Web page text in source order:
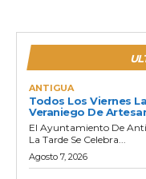
ANTIGUA
Todos Los Viernes
Veraniego De
El Ayuntamiento De
La Tarde Se Celebra...
Agosto 7, 2026